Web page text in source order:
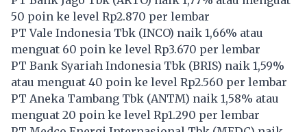
50 poin ke level Rp2.870 per lembar
PT Vale Indonesia Tbk (INCO) naik 1,66% atau
menguat 60 poin ke level Rp3.670 per lembar
PT Bank Syariah Indonesia Tbk (BRIS) naik 1,59%
atau menguat 40 poin ke level Rp2.560 per lembar
PT Aneka Tambang Tbk (ANTM) naik 1,58% atau
menguat 20 poin ke level Rp1.290 per lembar